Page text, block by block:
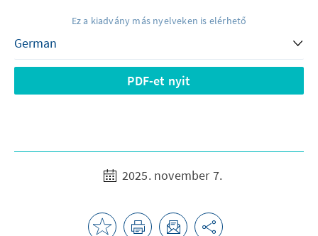
Ez a kiadvány más nyelveken is elérhető
PDF-et nyit
2025. november 7.